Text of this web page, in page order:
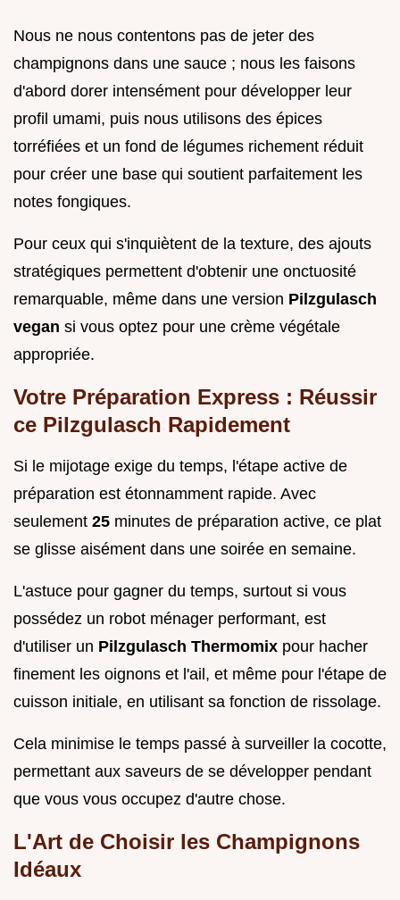
Nous ne nous contentons pas de jeter des
champignons dans une sauce ; nous les faisons
d'abord dorer intensément pour développer leur
profil umami, puis nous utilisons des épices
torréfiées et un fond de légumes richement réduit
pour créer une base qui soutient parfaitement les
notes fongiques.
Pour ceux qui s'inquiètent de la texture, des ajouts
stratégiques permettent d'obtenir une onctuosité
remarquable, même dans une version Pilzgulasch
vegan si vous optez pour une crème végétale
appropriée.
Votre Préparation Express : Réussir
ce Pilzgulasch Rapidement
Si le mijotage exige du temps, l'étape active de
préparation est étonnamment rapide. Avec
seulement 25 minutes de préparation active, ce plat
se glisse aisément dans une soirée en semaine.
L'astuce pour gagner du temps, surtout si vous
possédez un robot ménager performant, est
d'utiliser un Pilzgulasch Thermomix pour hacher
finement les oignons et l'ail, et même pour l'étape de
cuisson initiale, en utilisant sa fonction de rissolage.
Cela minimise le temps passé à surveiller la cocotte,
permettant aux saveurs de se développer pendant
que vous vous occupez d'autre chose.
L'Art de Choisir les Champignons
Idéaux